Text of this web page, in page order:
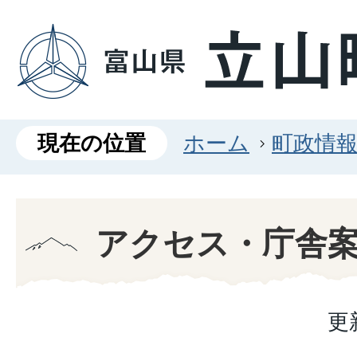
現在の位置 ホーム 町政情報
アクセス・庁舎
更